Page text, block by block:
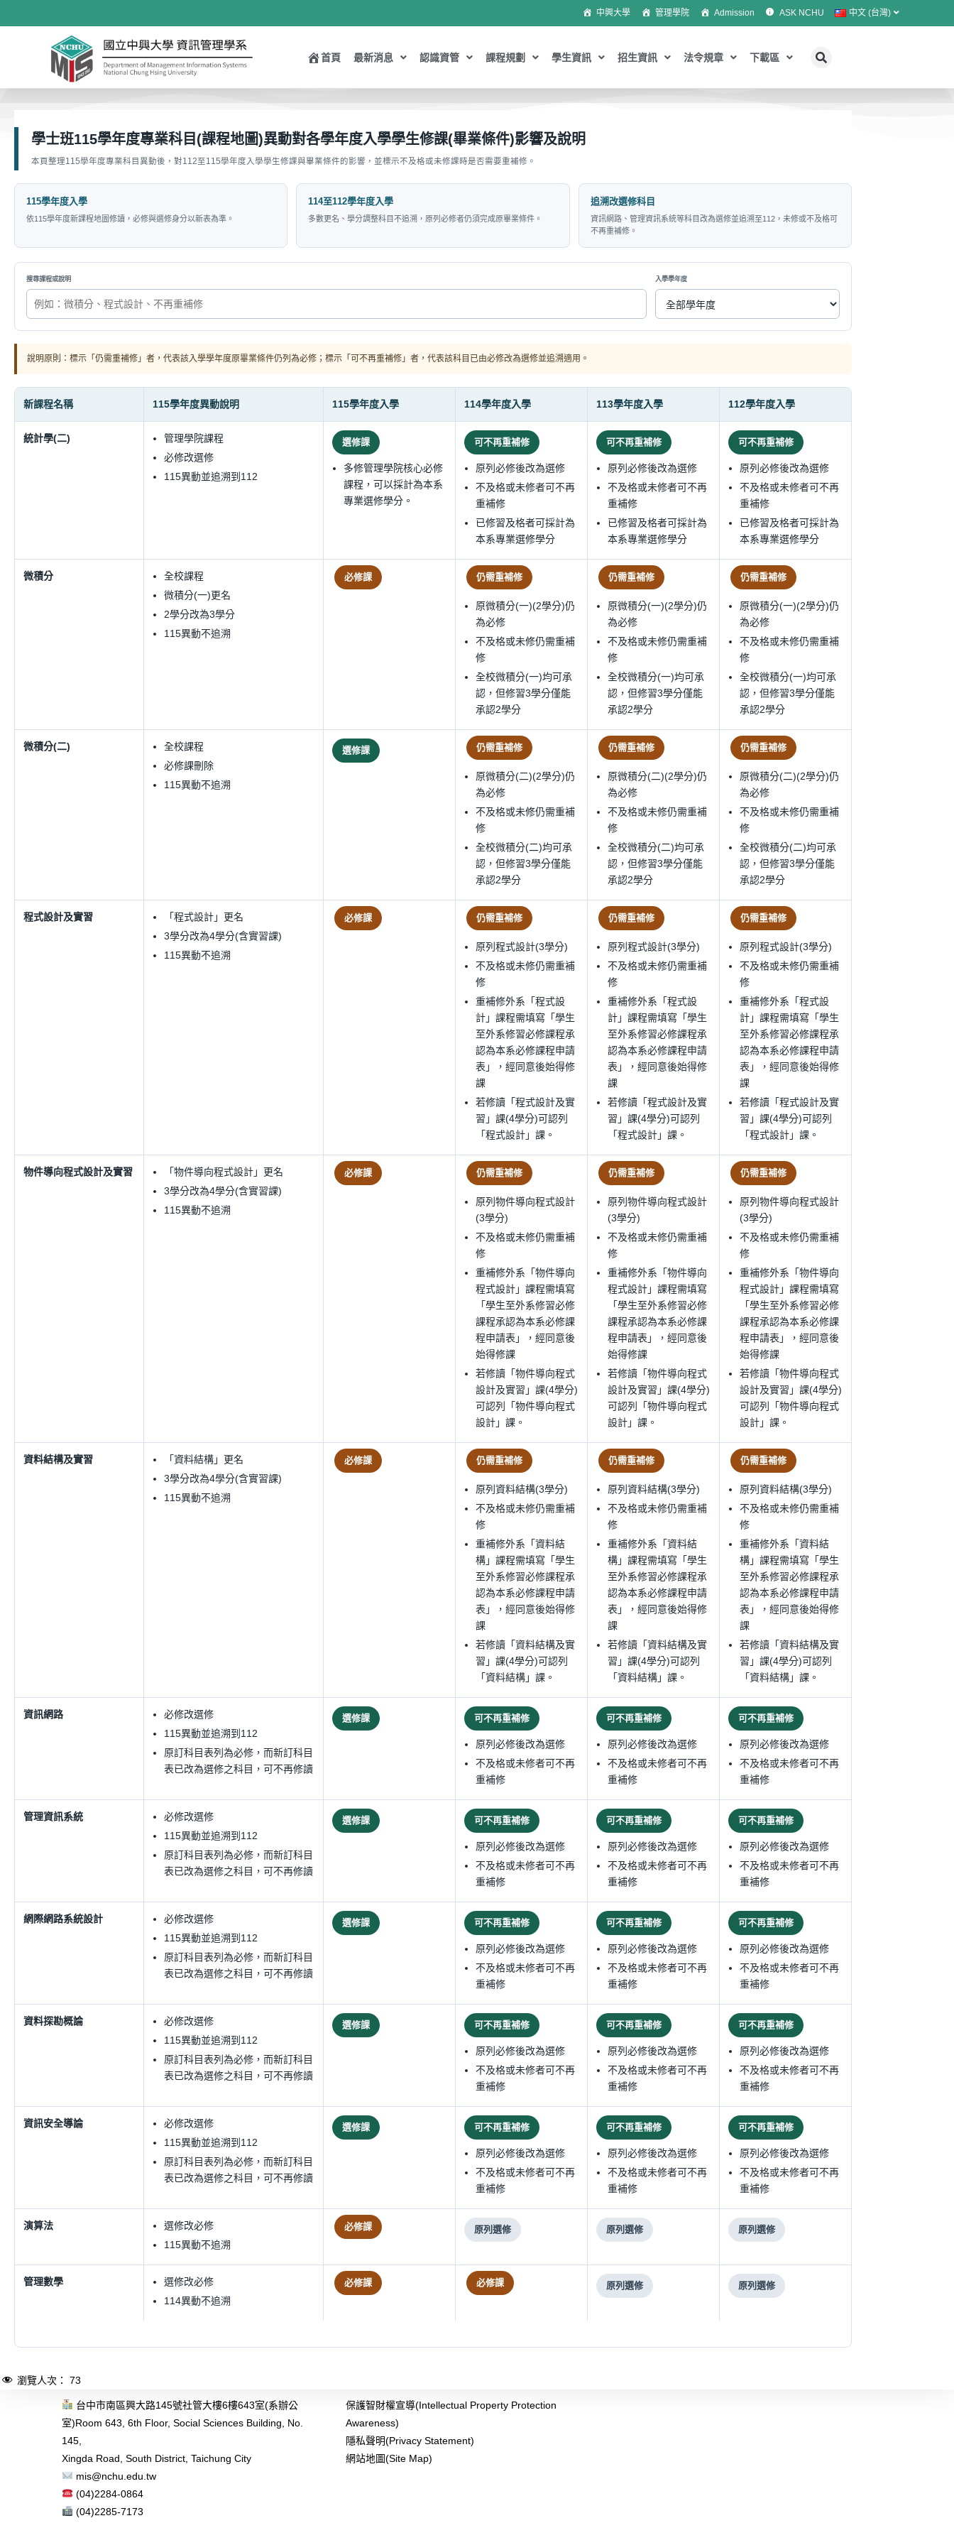
中興大學 管理學院 Admission ASK NCHU 中文 (台灣)
首頁 最新消息 認識資管 課程規劃 學生資訊 招生資訊 法令規章 下載區
學士班115學年度專業科目(課程地圖)異動對各學年度入學學生修課(畢業條件)影響及說明
本頁整理115學年度專業科目異動後，對112至115學年度入學學生修課與畢業條件的影響，並標示不及格或未修課時是否需要重補修。
115學年度入學
依115學年度新課程地圖修讀，必修與選修身分以新表為準。
114至112學年度入學
多數更名、學分調整科目不追溯，原列必修者仍須完成原畢業條件。
追溯改選修科目
資訊網路、管理資訊系統等科目改為選修並追溯至112，未修或不及格可
不再重補修。
搜尋課程或說明 入學學年度
說明原則：標示「仍需重補修」者，代表該入學學年度原畢業條件仍列為必修；標示「可不再重補修」者，代表該科目已由必修改為選修並追溯適用。
新課程名稱 115學年度異動說明 115學年度入學 114學年度入學 113學年度入學 112學年度入學
統計學(二)
管理學院課程
必修改選修
115異動並追溯到112
選修課
多修管理學院核心必修
課程，可以採計為本系
專業選修學分。
可不再重補修
原列必修後改為選修
不及格或未修者可不再
重補修
已修習及格者可採計為
本系專業選修學分
可不再重補修
原列必修後改為選修
不及格或未修者可不再
重補修
已修習及格者可採計為
本系專業選修學分
可不再重補修
原列必修後改為選修
不及格或未修者可不再
重補修
已修習及格者可採計為
本系專業選修學分
微積分
全校課程
微積分(一)更名
2學分改為3學分
115異動不追溯
必修課 仍需重補修
原微積分(一)(2學分)仍
為必修
不及格或未修仍需重補
修
全校微積分(一)均可承
認，但修習3學分僅能
承認2學分
仍需重補修
原微積分(一)(2學分)仍
為必修
不及格或未修仍需重補
修
全校微積分(一)均可承
認，但修習3學分僅能
承認2學分
仍需重補修
原微積分(一)(2學分)仍
為必修
不及格或未修仍需重補
修
全校微積分(一)均可承
認，但修習3學分僅能
承認2學分
微積分(二)
全校課程
必修課刪除
115異動不追溯
選修課 仍需重補修
原微積分(二)(2學分)仍
為必修
不及格或未修仍需重補
修
全校微積分(二)均可承
認，但修習3學分僅能
承認2學分
仍需重補修
原微積分(二)(2學分)仍
為必修
不及格或未修仍需重補
修
全校微積分(二)均可承
認，但修習3學分僅能
承認2學分
仍需重補修
原微積分(二)(2學分)仍
為必修
不及格或未修仍需重補
修
全校微積分(二)均可承
認，但修習3學分僅能
承認2學分
程式設計及實習
「程式設計」更名
3學分改為4學分(含實習課)
115異動不追溯
必修課 仍需重補修
原列程式設計(3學分)
不及格或未修仍需重補
修
重補修外系「程式設
計」課程需填寫「學生
至外系修習必修課程承
認為本系必修課程申請
表」，經同意後始得修
課
若修讀「程式設計及實
習」課(4學分)可認列
「程式設計」課。
仍需重補修
原列程式設計(3學分)
不及格或未修仍需重補
修
重補修外系「程式設
計」課程需填寫「學生
至外系修習必修課程承
認為本系必修課程申請
表」，經同意後始得修
課
若修讀「程式設計及實
習」課(4學分)可認列
「程式設計」課。
仍需重補修
原列程式設計(3學分)
不及格或未修仍需重補
修
重補修外系「程式設
計」課程需填寫「學生
至外系修習必修課程承
認為本系必修課程申請
表」，經同意後始得修
課
若修讀「程式設計及實
習」課(4學分)可認列
「程式設計」課。
物件導向程式設計及實習
「物件導向程式設計」更名
3學分改為4學分(含實習課)
115異動不追溯
必修課 仍需重補修
原列物件導向程式設計
(3學分)
不及格或未修仍需重補
修
重補修外系「物件導向
程式設計」課程需填寫
「學生至外系修習必修
課程承認為本系必修課
程申請表」，經同意後
始得修課
若修讀「物件導向程式
設計及實習」課(4學分)
可認列「物件導向程式
設計」課。
仍需重補修
原列物件導向程式設計
(3學分)
不及格或未修仍需重補
修
重補修外系「物件導向
程式設計」課程需填寫
「學生至外系修習必修
課程承認為本系必修課
程申請表」，經同意後
始得修課
若修讀「物件導向程式
設計及實習」課(4學分)
可認列「物件導向程式
設計」課。
仍需重補修
原列物件導向程式設計
(3學分)
不及格或未修仍需重補
修
重補修外系「物件導向
程式設計」課程需填寫
「學生至外系修習必修
課程承認為本系必修課
程申請表」，經同意後
始得修課
若修讀「物件導向程式
設計及實習」課(4學分)
可認列「物件導向程式
設計」課。
資料結構及實習
「資料結構」更名
3學分改為4學分(含實習課)
115異動不追溯
必修課 仍需重補修
原列資料結構(3學分)
不及格或未修仍需重補
修
重補修外系「資料結
構」課程需填寫「學生
至外系修習必修課程承
認為本系必修課程申請
表」，經同意後始得修
課
若修讀「資料結構及實
習」課(4學分)可認列
「資料結構」課。
仍需重補修
原列資料結構(3學分)
不及格或未修仍需重補
修
重補修外系「資料結
構」課程需填寫「學生
至外系修習必修課程承
認為本系必修課程申請
表」，經同意後始得修
課
若修讀「資料結構及實
習」課(4學分)可認列
「資料結構」課。
仍需重補修
原列資料結構(3學分)
不及格或未修仍需重補
修
重補修外系「資料結
構」課程需填寫「學生
至外系修習必修課程承
認為本系必修課程申請
表」，經同意後始得修
課
若修讀「資料結構及實
習」課(4學分)可認列
「資料結構」課。
資訊網路
必修改選修
115異動並追溯到112
原訂科目表列為必修，而新訂科目
表已改為選修之科目，可不再修讀
選修課 可不再重補修
原列必修後改為選修
不及格或未修者可不再
重補修
可不再重補修
原列必修後改為選修
不及格或未修者可不再
重補修
可不再重補修
原列必修後改為選修
不及格或未修者可不再
重補修
管理資訊系統
必修改選修
115異動並追溯到112
原訂科目表列為必修，而新訂科目
表已改為選修之科目，可不再修讀
選修課 可不再重補修
原列必修後改為選修
不及格或未修者可不再
重補修
可不再重補修
原列必修後改為選修
不及格或未修者可不再
重補修
可不再重補修
原列必修後改為選修
不及格或未修者可不再
重補修
網際網路系統設計
必修改選修
115異動並追溯到112
原訂科目表列為必修，而新訂科目
表已改為選修之科目，可不再修讀
選修課 可不再重補修
原列必修後改為選修
不及格或未修者可不再
重補修
可不再重補修
原列必修後改為選修
不及格或未修者可不再
重補修
可不再重補修
原列必修後改為選修
不及格或未修者可不再
重補修
資料探勘概論
必修改選修
115異動並追溯到112
原訂科目表列為必修，而新訂科目
表已改為選修之科目，可不再修讀
選修課 可不再重補修
原列必修後改為選修
不及格或未修者可不再
重補修
可不再重補修
原列必修後改為選修
不及格或未修者可不再
重補修
可不再重補修
原列必修後改為選修
不及格或未修者可不再
重補修
資訊安全導論
必修改選修
115異動並追溯到112
原訂科目表列為必修，而新訂科目
表已改為選修之科目，可不再修讀
選修課 可不再重補修
原列必修後改為選修
不及格或未修者可不再
重補修
可不再重補修
原列必修後改為選修
不及格或未修者可不再
重補修
可不再重補修
原列必修後改為選修
不及格或未修者可不再
重補修
演算法
選修改必修
115異動不追溯
必修課 原列選修 原列選修 原列選修
管理數學
選修改必修
114異動不追溯
必修課 必修課 原列選修 原列選修
瀏覽人次： 73
台中市南區興大路145號社管大樓6樓643室(系辦公
室)Room 643, 6th Floor, Social Sciences Building, No.
145,
Xingda Road, South District, Taichung City
mis@nchu.edu.tw
(04)2284-0864
(04)2285-7173
保護智財權宣導(Intellectual Property Protection
Awareness)
隱私聲明(Privacy Statement)
網站地圖(Site Map)